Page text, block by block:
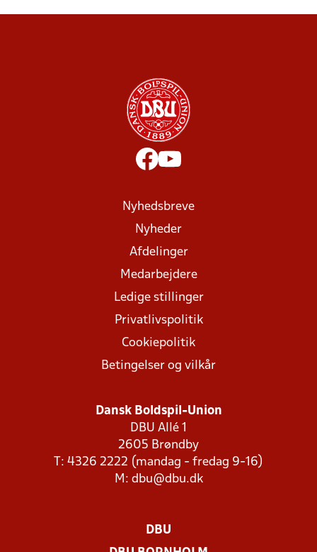
Nyhedsbreve
Nyheder
Afdelinger
Medarbejdere
Ledige stillinger
Privatlivspolitik
Cookiepolitik
Betingelser og vilkår
Dansk Boldspil-Union
DBU Allé 1
2605 Brøndby
T: 4326 2222 (mandag - fredag 9-16)
M: dbu@dbu.dk
DBU